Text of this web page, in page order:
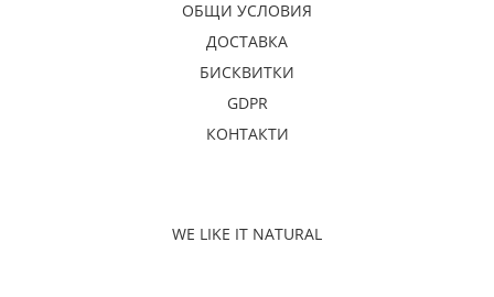
ОБЩИ УСЛОВИЯ
ДОСТАВКА
БИСКВИТКИ
GDPR
КОНТАКТИ
WE LIKE IT NATURAL